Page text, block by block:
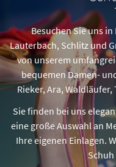
Besuchen Sie uns
Lauterbach, Schlitz und
von unserem
bequemen Damen-
Rieker, Ara,
Sie finden bei uns
eine große Auswahl an
Ihre eigenen Einlagen.